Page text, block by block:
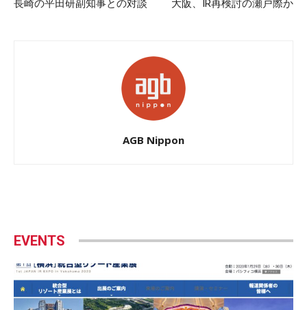
長崎の平田研副知事との対談 大阪、IR再検討の瀬戸際か
AGB Nippon
EVENTS